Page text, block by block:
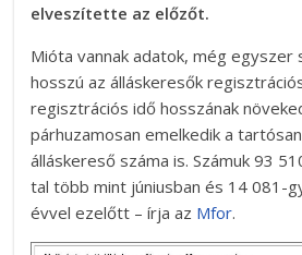
elveszítette az előzőt.
Mióta vannak adatok, még egyszer
hosszú az álláskeresők
regisztrációs idő hosszának
párhuzamosan emelkedik a
álláskereső száma is. Számuk 93
tal több mint júniusban és 14 081-
évvel ezelőtt – írja az Mfor.